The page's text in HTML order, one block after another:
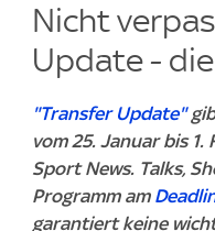
Nicht
Update -
"Transfer Update"
vom 25. Januar bis 1.
Sport News. Talks,
Programm am
garantiert keine